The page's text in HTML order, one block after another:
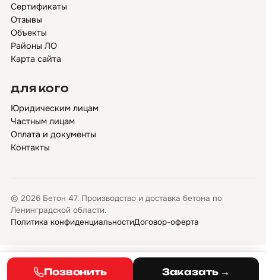
Сертификаты
Отзывы
Объекты
Районы ЛО
Карта сайта
ДЛЯ КОГО
Юридическим лицам
Частным лицам
Оплата и документы
Контакты
© 2026 Бетон 47. Производство и доставка бетона по
Ленинградской области.
Политика конфиденциальностиДоговор-оферта
Позвонить Заказать →